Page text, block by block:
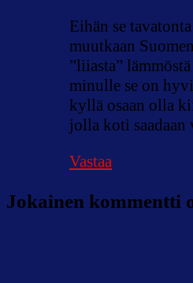
Eihän se
muutkaan
”liiasta”
minulle se on
kyllä osaan olla
jolla koti saadaan
Vastaa
Jokainen kommentti